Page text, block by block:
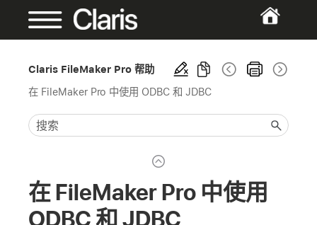
Claris FileMaker Pro 帮助
在 FileMaker Pro 中使用 ODBC 和 JDBC
在 FileMaker Pro 中使用
ODBC 和 JDBC